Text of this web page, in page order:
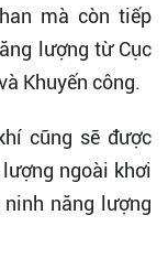
mà còn tiếp
lượng từ Cục
Khuyến công.
cũng sẽ được
ngoài khơi
năng lượng